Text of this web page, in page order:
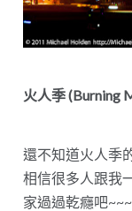
火人季 (Burning
還不知道火人季
相信很多人跟我
家過過乾癮吧